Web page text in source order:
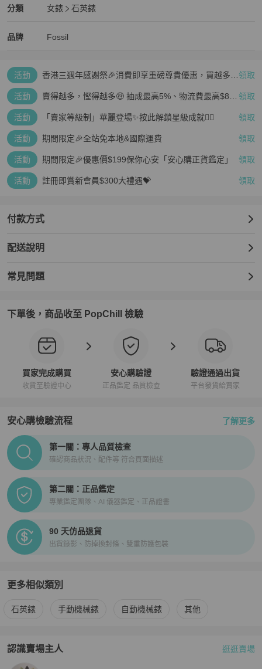
36mm的錶殼設計恰到好處，不過分張揚，也不會顯得平凡，正如每
銀色精鋼錶帶經過多次打磨，貼合手腕曲線，配戴時幾乎感覺不到負
防水50米的等級讓日常洗手、潑水都無須擔心，生活中許多小細節我
們都替你考慮到了。
這不是為了滿足虛榮的飾品，而是陪你走過歲月的小夥伴，耐看、耐
用、值得信任。
,超優惠趕緊跟朋友說吧,不好意思跟您說，這款我要了✔✔✔✔✔,送禮
自用都很適合唷!!!🎁💝,這款式…讓我按下暫停鍵⏸️⏸️⏸️,此件商品如有
購買，截圖私訊就會送小禮物唷!!!🎁🎁🎁
［商品詳細資料］
品牌:FOSSIL化石
機芯種類:石英機芯
錶殼形狀:圓形
面板風格:簡約, 羅馬數字, 中三針顯示
玻璃材質:強化型水晶玻璃
錶帶顏色:銀色
防水等級:防水50米
保固年限:全球保固2年
公司為：
1.Versus Versace凡賽斯手錶-台灣獨家代理商
2.Anne Klein-安妮克萊恩手錶-台灣獨家代理商
3.Wakmann-威克曼瑞士飛行錶-台灣總經銷商
4.Maserati-瑪莎拉蒂手錶-台灣第三家販售實體通路商
5.百貨與鐘錶店面合作廠商
杜絕仿冒，公司致力蒐證假貨賣家，提交至警政單位，希望大家能夠
支持正貨
星晴錶業國際有限公司
滿滿的周到服務。
100% 信用卡分期付款
分類
Fossil 分類資訊
女錶
石英錶
品牌
Fossil 女錶品牌介紹
Fossil
Fossil 推薦清單
活動
香港三週年感謝祭🎉消費即享重磅尊貴優惠，買越多、 領取
活動
賣得越多，慳得越多🤑 抽成最高5%、物流費最高$800 領取
活動 「賣家等級制」華麗登場✨按此解鎖星級成就👆🏻 領取
活動 期間限定🎉全站免本地&國際運費 領取
活動 期間限定🎉優惠價$199保你心安「安心購正貨鑑定」 領取
活動 註冊即賞新會員$300大禮遇💝 領取
付款方式
配送說明
常見問題
下單後，商品收至 PopChill 檢驗
買家完成購買
收貨至驗證中心
安心購驗證
正品鑑定 品質檢查
驗證通過出貨
平台發貨給買家
安心購檢驗流程 了解更多
PopChill拍拍圈正品驗證、安心購檢驗流程介紹
第一關：專人品質檢查
確認商品狀況、配件等 符合頁面描述
第二關：正品鑑定
專業鑑定團隊、AI 儀器鑑定、正品證書
90 天仿品退貨
出貨錄影、防掉換封條、雙重防護包裝
更多相似類別
更多Fossil 女錶相似商品推薦
石英錶 手動機械錶 自動機械錶 其他
認識賣場主人
PopChill 拍拍圈嚴選賣家 介紹
逛逛賣場